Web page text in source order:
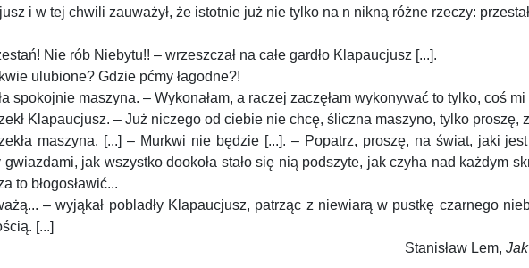
i w tej chwili zauważył, że istotnie już nie tylko na n nikną różne rzeczy:
Nie rób Niebytu!! – wrzeszczał na całe gardło Klapaucjusz [...].
ulubione? Gdzie pćmy łagodne?!
spokojnie maszyna. – Wykonałam, a raczej zaczęłam wykonywać to tylko, coś mi
Klapaucjusz. – Już niczego od ciebie nie chcę, śliczna maszyno, tylko proszę,
maszyna. [...] – Murkwi nie będzie [...]. – Popatrz, proszę, na świat, jaki jest
gwiazdami, jak wszystko dookoła stało się nią podszyte, jak czyha nad każdym
to błogosławić...
– wyjąkał pobladły Klapaucjusz, patrząc z niewiarą w pustkę czarnego
[...]
Stanisław Lem,